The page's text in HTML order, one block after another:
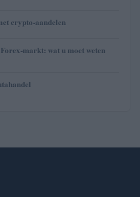
crypto-aandelen
markt: wat u moet weten